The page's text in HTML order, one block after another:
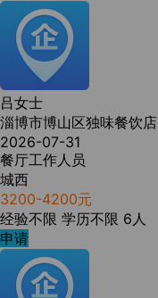
吕女士
淄博市博山区独味餐饮店
2026-07-31
餐厅工作人员
城西
3200-4200元
经验不限 学历不限 6人
申请